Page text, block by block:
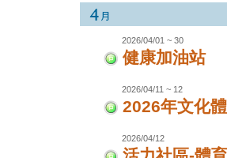
2026/04/01 ~ 30
健康加油站
2026/04/11 ~ 12
2026年文化
2026/04/12